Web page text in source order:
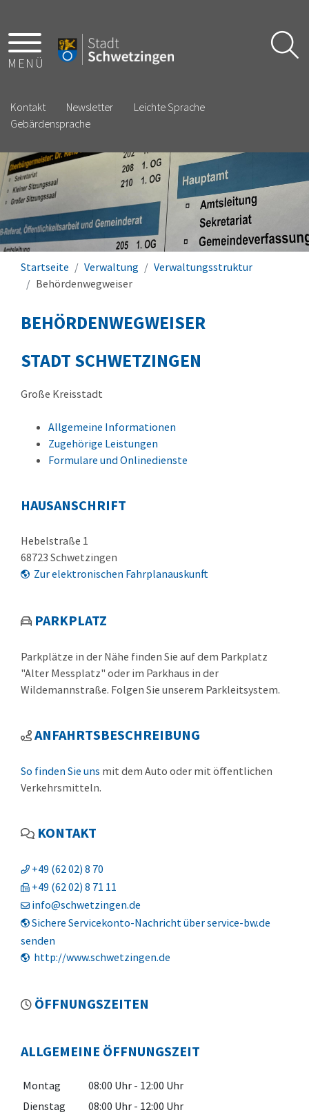
MENÜ
Kontakt Newsletter
Leichte Sprache
Gebärdensprache
Startseite Verwaltung
Verwaltungsstruktur
Behördenwegweiser
BEHÖRDENWEGWEISER
STADT SCHWETZINGEN
Große Kreisstadt
Allgemeine Informationen
Zugehörige Leistungen
Formulare und Onlinedienste
HAUSANSCHRIFT
Hebelstraße 1
68723 Schwetzingen
Zur elektronischen Fahrplanauskunft
PARKPLATZ
Parkplätze in der Nähe finden Sie auf dem Parkplatz
"Alter Messplatz" oder im Parkhaus in der
Wildemannstraße. Folgen Sie unserem Parkleitsystem.
ANFAHRTSBESCHREIBUNG
So finden Sie uns mit dem Auto oder mit öffentlichen
Verkehrsmitteln.
KONTAKT
+49 (6202) 8 70
+49 (6202) 8 71 11
info@schwetzingen.de
Sichere Servicekonto-Nachricht über service-bw.de
senden
http://www.schwetzingen.de
ÖFFNUNGSZEITEN
ALLGEMEINE ÖFFNUNGSZEIT
Montag 08:00 Uhr - 12:00 Uhr
Dienstag
08:00 Uhr - 12:00 Uhr